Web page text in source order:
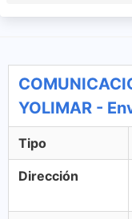
YOLIMAR -
Tipo
Dirección